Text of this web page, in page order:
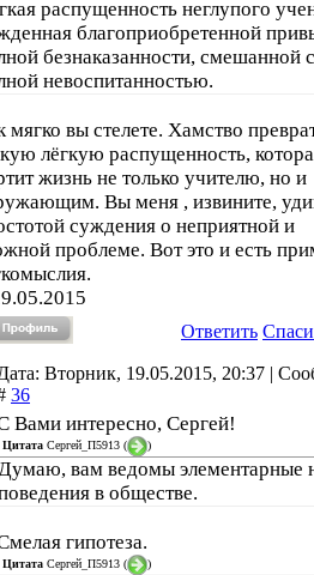
распущенность неглупого
благоприобретенной
безнаказанности, смешанной с
невоспитанностью.
мягко вы стелете. Хамство
лёгкую распущенность,
жизнь не только учителю, но и
Вы меня , извините,
суждения о неприятной и
проблеме. Вот это и есть
Ответить
Вторник, 19.05.2015, 20:37 |
36
Вами интересно, Сергей!
Цитата Сергей_П5913 ( )
вам ведомы элементарные
в обществе.
гипотеза.
Цитата Сергей_П5913 ( )